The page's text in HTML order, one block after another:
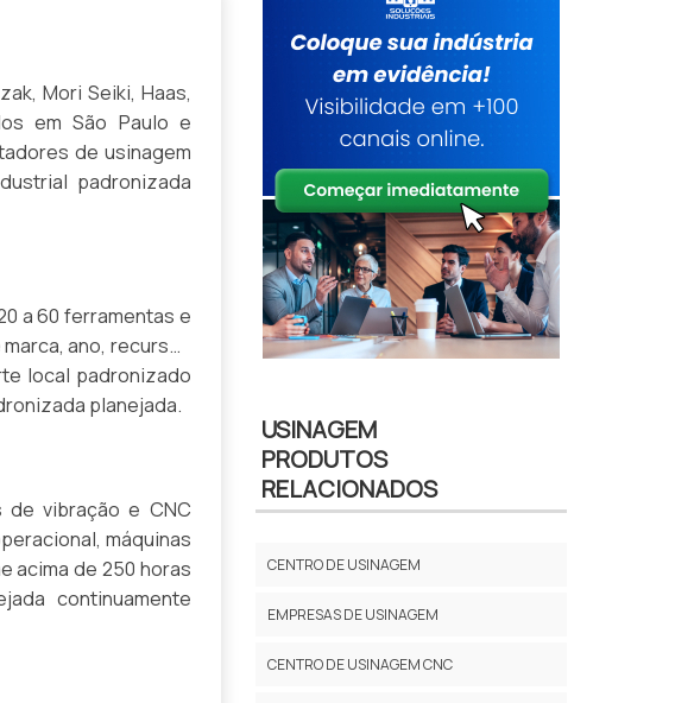
Mori Seiki, Haas,
em São Paulo e
de usinagem
padronizada
a 60 ferramentas e
ano, recursos
local padronizado
planejada.
de vibração e CNC
máquinas
acima de 250 horas
continuamente
USINAGEM
PRODUTOS
RELACIONADOS
CENTRO DE USINAGEM
EMPRESAS DE USINAGEM
CENTRO DE USINAGEM CNC